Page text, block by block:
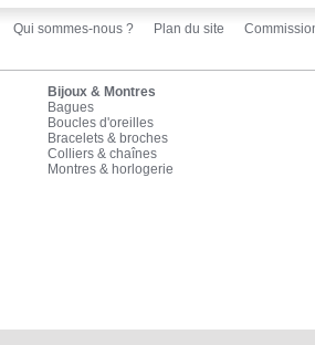
Qui sommes-nous ? Plan du site
Bijoux & Montres
Bagues
Boucles d'oreilles
Bracelets & broches
Colliers & chaînes
Montres & horlogerie